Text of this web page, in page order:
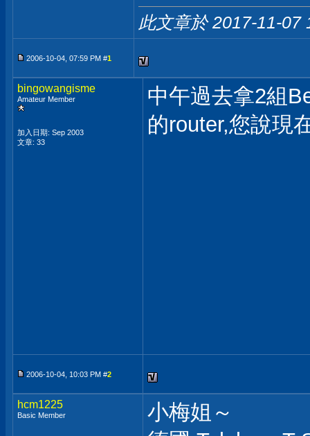
此文章於 2017-11-07
2006-10-04, 07:59 PM #1
bingowangisme
Amateur Member
加入日期: Sep 2003
文章: 33
中午過去拿2組
的router,您說現
2006-10-04, 10:03 PM #2
hcm1225
Basic Member
小梅姐～